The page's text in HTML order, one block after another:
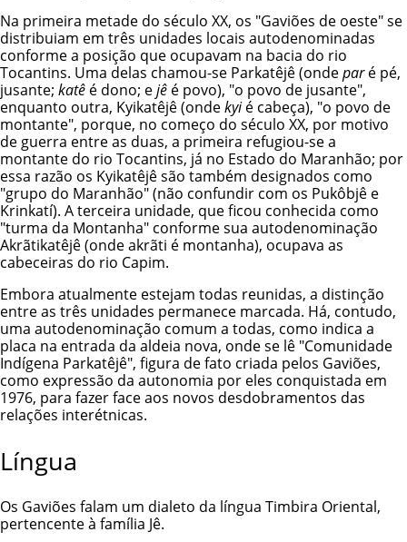
Na primeira metade do século XX, os "Gaviões de oeste" se
distribuiam em três unidades locais autodenominadas
conforme a posição que ocupavam na bacia do rio
Tocantins. Uma delas chamou-se Parkatêjê (ondeparé pé,
jusante; katê é dono; ejê é povo), "o povo de jusante",
enquanto outra, Kyikatêjê (ondekyié cabeça), "o povo de
montante", porque, no começo do século XX, por motivo
de guerra entre as duas, a primeira refugiou-se a
montante do rio Tocantins, já no Estado do Maranhão; por
essa razão os Kyikatêjê são também designados como
"grupo do Maranhão" (não confundir com os Pukôbjê e
Krinkatí). A terceira unidade, que ficou conhecida como
"turma da Montanha" conforme sua autodenominação
Akrãtikatêjê (onde akrãti é montanha), ocupava as
cabeceiras do rio Capim.
Embora atualmente estejam todas reunidas, a distinção
entre as três unidades permanece marcada. Há, contudo,
uma autodenominação comum a todas, como indica a
placa na entrada da aldeia nova, onde se lê "Comunidade
Indígena Parkatêjê", figura de fato criada pelos Gaviões,
como expressão da autonomia por eles conquistada em
1976, para fazer face aos novos desdobramentos das
relações interétnicas.
Língua
Os Gaviões falam um dialeto da língua Timbira Oriental,
pertencente à família Jê.